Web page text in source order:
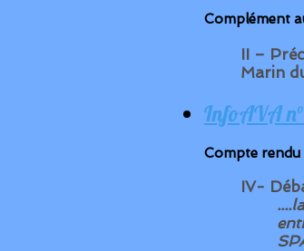
Complément
II –
Marin
InfoAVA
Compte rendu
IV-